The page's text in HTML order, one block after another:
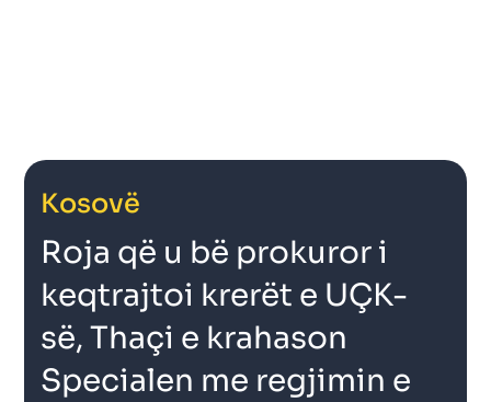
Kosovë
Roja që u bë prokuror i
keqtrajtoi krerët e UÇK-
së, Thaçi e krahason
Specialen me regjimin e